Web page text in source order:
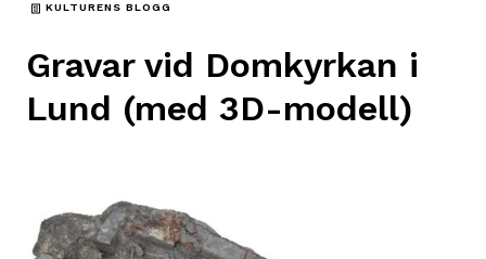
KULTURENS BLOGG
Gravar vid Domkyrkan i
Lund (med 3D-modell)